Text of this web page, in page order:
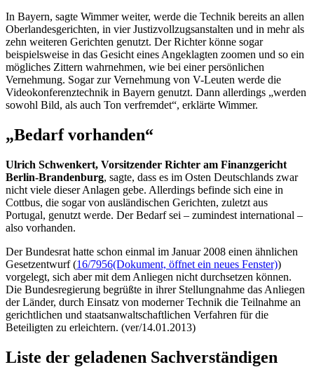
In Bayern, sagte Wimmer weiter, werde die Technik bereits an allen
Oberlandesgerichten, in vier Justizvollzugsanstalten und in mehr als
zehn weiteren Gerichten genutzt. Der Richter könne sogar
beispielsweise in das Gesicht eines Angeklagten zoomen und so ein
mögliches Zittern wahrnehmen, wie bei einer persönlichen
Vernehmung. Sogar zur Vernehmung von V-Leuten werde die
Videokonferenztechnik in Bayern genutzt. Dann allerdings „werden
sowohl Bild, als auch Ton verfremdet“, erklärte Wimmer.
„Bedarf vorhanden“
Ulrich Schwenkert, Vorsitzender Richter am Finanzgericht
Berlin-Brandenburg, sagte, dass es im Osten Deutschlands zwar
nicht viele dieser Anlagen gebe. Allerdings befinde sich eine in
Cottbus, die sogar von ausländischen Gerichten, zuletzt aus
Portugal, genutzt werde. Der Bedarf sei – zumindest international –
also vorhanden.
Der Bundesrat hatte schon einmal im Januar 2008 einen ähnlichen
Gesetzentwurf (16/7956(Dokument, öffnet ein neues Fenster))
vorgelegt, sich aber mit dem Anliegen nicht durchsetzen können.
Die Bundesregierung begrüßte in ihrer Stellungnahme das Anliegen
der Länder, durch Einsatz von moderner Technik die Teilnahme an
gerichtlichen und staatsanwaltschaftlichen Verfahren für die
Beteiligten zu erleichtern. (ver/14.01.2013)
Liste der geladenen Sachverständigen